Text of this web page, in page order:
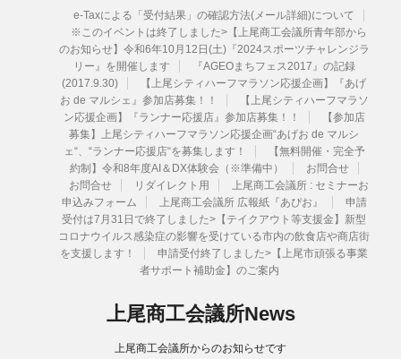
e-Taxによる「受付結果」の確認方法(メール詳細)について
※このイベントは終了しました>【上尾商工会議所青年部から
のお知らせ】令和6年10月12日(土)『2024スポーツチャレンジラ
リー』を開催します
『AGEOまちフェス2017』の記録
(2017.9.30)
【上尾シティハーフマラソン応援企画】『あげ
お de マルシェ』参加店募集！！
【上尾シティハーフマラソ
ン応援企画】『ランナー応援店』参加店募集！！
【参加店
募集】上尾シティハーフマラソン応援企画“あげお de マルシ
ェ“、“ランナー応援店“を募集します！
【無料開催・完全予
約制】令和8年度AI＆DX体験会（※準備中）
お問合せ
お問合せ
リダイレクト用
上尾商工会議所 : セミナーお
申込みフォーム
上尾商工会議所 広報紙『あぴお』
申請
受付は7月31日で終了しました>【テイクアウト等支援金】新型
コロナウイルス感染症の影響を受けている市内の飲食店や商店街
を支援します！
申請受付終了しました>【上尾市頑張る事業
者サポート補助金】のご案内
上尾商工会議所News
上尾商工会議所からのお知らせです